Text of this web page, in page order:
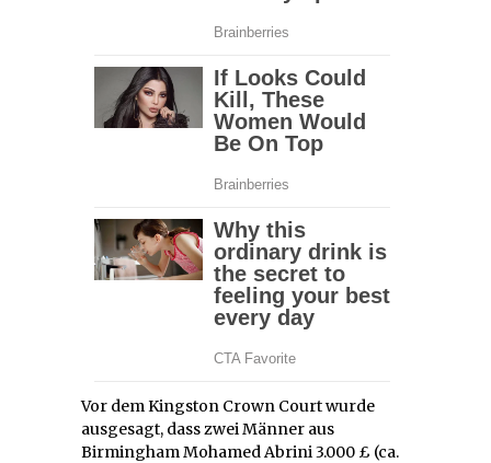
Vor dem Kingston Crown Court wurde
ausgesagt, dass zwei Männer aus
Birmingham Mohamed Abrini 3.000 £ (ca.